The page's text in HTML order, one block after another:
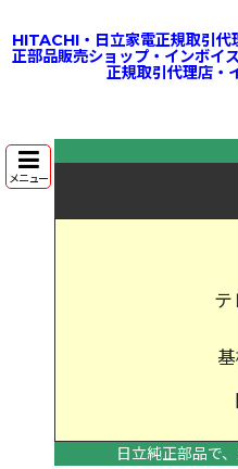
HITACHI・日立家電正規取引代
正部品販売ショップ・インボイ
正規取引代理店・
メニュー
テ
基
日立純正部品で